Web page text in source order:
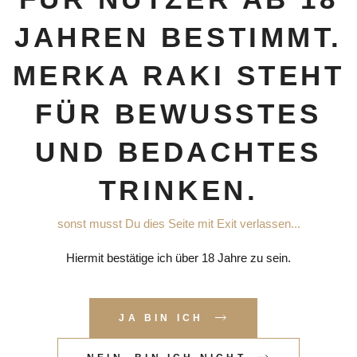
JAHREN BESTIMMT.
MERKA RAKI STEHT
FÜR BEWUSSTES
UND BEDACHTES
TRINKEN.
sonst musst Du dies Seite mit Exit verlassen...
Hiermit bestätige ich über 18 Jahre zu sein.
JA BIN ICH
Handwerk und eine sechsmonatige Lagerung in Eichenfässern
unvergleichlichen Geschmack.
wir nur die besten Trauben aus der Türkei, reines Quellwasser
wird nur der beste Teil des Alkohols aufbewahrt – wichtig für die
finale Reifung und In zwei Destillationsdurchläufen wird nur der
verarbeitet, was den Ausschlag gibt für die perfekte Reinheit
der weiche und ausgewogene Geschmack mit der fein
Lagerung in Eichenfässern. Kenner, aber auch Neulinge sind